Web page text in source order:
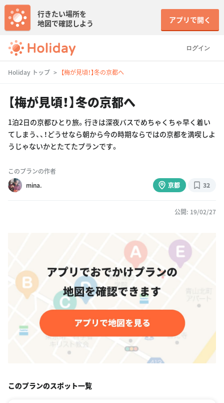
ログイン
行きたい場所を
地図で確認しよう
アプリで開く
Holiday トップ 【梅が見頃！】冬の京都へ
【梅が見頃！】冬の京都へ
1泊2日の京都ひとり旅。行きは深夜バスでめちゃくちゃ早く着い
てしまう、、！どうせなら朝から今の時期ならではの京都を満喫しよ
うじゃないかとたてたプランです。
このプランの作者
mina.
京都 32
公開: 19/02/27
このプランのスポット一覧